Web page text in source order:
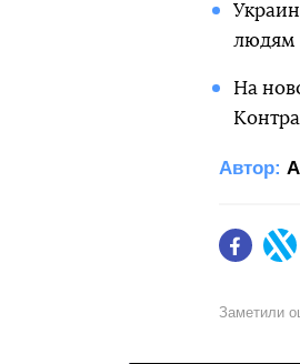
людям
На
Автор:
Заметили